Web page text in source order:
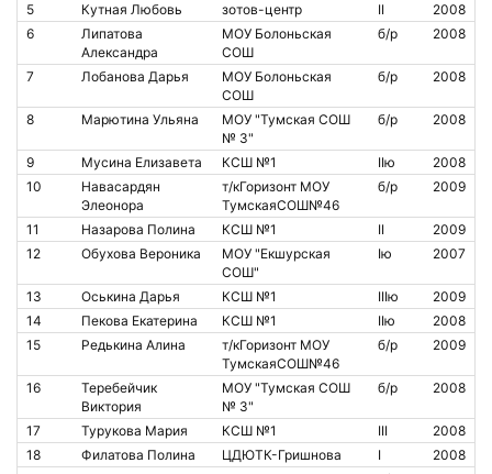
5
Кутная Любовь зотов-центр II
2008
6
Липатова
Александра
МОУ Болоньская
СОШ
б/р 2008
7 Лобанова Дарья
МОУ Болоньская
СОШ
б/р 2008
8 Марютина Ульяна
МОУ "Тумская СОШ
№ 3"
б/р 2008
9 Мусина Елизавета КСШ №1 IIю
2008
10
Навасардян
Элеонора
т/кГоризонт МОУ
ТумскаяСОШ№46
б/р 2009
11 Назарова Полина КСШ №1 II
2009
12
Обухова Вероника
МОУ "Екшурская
СОШ"
Iю 2007
13 Оськина Дарья КСШ №1 IIIю
2009
14
Пекова Екатерина КСШ №1 IIю
2008
15
Редькина Алина
т/кГоризонт МОУ
ТумскаяСОШ№46
б/р 2009
16
Теребейчик
Виктория
МОУ "Тумская СОШ
№ 3"
б/р 2008
17 Турукова Мария КСШ №1 III
2008
18
Филатова Полина ЦДЮТК-Гришнова I
2008